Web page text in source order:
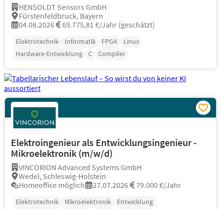
HENSOLDT Sensors GmbH
Fürstenfeldbruck, Bayern
04.08.2026
69.775,81 €/Jahr (geschätzt)
Elektrotechnik Informatik FPGA
Linux
Hardware-Entwicklung
C Compiler
Elektroingenieur als Entwicklungsingenieur -
Mikroelektronik (m/w/d)
VINCORION Advanced Systems GmbH
Wedel, Schleswig-Holstein
Homeoffice möglich
27.07.2026 79.000 €/Jahr
Elektrotechnik Mikroelektronik
Entwicklung